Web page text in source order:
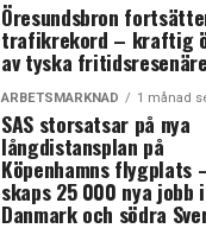
Öresundsbron
trafikrekord – kraftig
av tyska
ARBETSMARKNAD 1 månad
SAS storsatsar på nya
långdistansplan på
Köpenhamns flygplats
skaps 25 000 nya jobb i
Danmark och södra